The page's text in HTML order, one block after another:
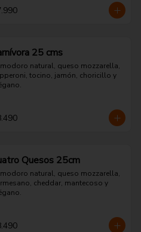
25 cms
natural, queso mozzarella,
tocino, jamón, choricillo y
Quesos 25cm
natural, queso mozzarella,
cheddar, mantecoso y